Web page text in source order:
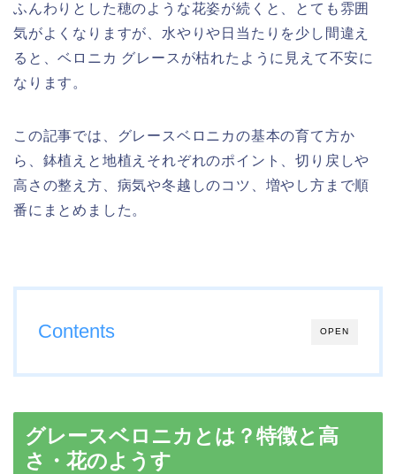
ふんわりとした穂のような花姿が続くと、とても雰囲
気がよくなりますが、水やりや日当たりを少し間違え
ると、ベロニカ グレースが枯れたように見えて不安に
なります。
この記事では、グレースベロニカの基本の育て方か
ら、鉢植えと地植えそれぞれのポイント、切り戻しや
高さの整え方、病気や冬越しのコツ、増やし方まで順
番にまとめました。
OPEN
Contents
グレースベロニカとは？特徴と高
さ・花のようす